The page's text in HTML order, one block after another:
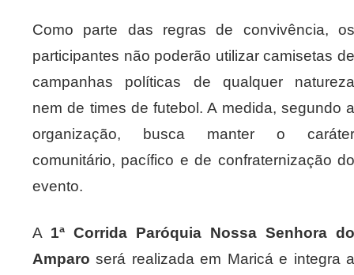
Como parte das regras de convivência, os
participantes não poderão utilizar camisetas de
campanhas políticas de qualquer natureza
nem de times de futebol. A medida, segundo a
organização, busca manter o caráter
comunitário, pacífico e de confraternização do
evento.
A 1ª Corrida Paróquia Nossa Senhora do
Amparo será realizada em Maricá e integra a